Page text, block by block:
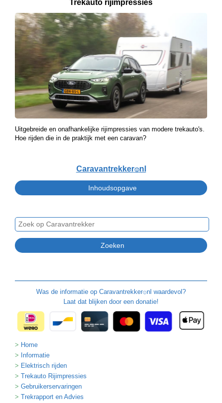
Trekauto rijimpressies
Uitgebreide en onafhankelijke rijimpressies van modere trekauto's.
Hoe rijden die in de praktijk met een caravan?
Caravantrekker🙂nl
Was de informatie op Caravantrekker🙂nl waardevol?
Laat dat blijken door een donatie!
Home
Informatie
Elektrisch rijden
Trekauto Rijimpressies
Gebruikerservaringen
Trekrapport en Advies